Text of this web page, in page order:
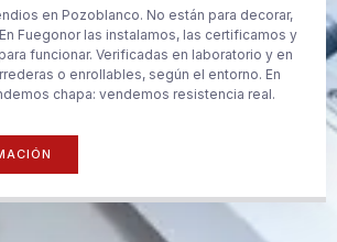
en Pozoblanco. No están para decorar,
Fuegonor las instalamos, las certificamos y
funcionar. Verificadas en laboratorio y en
o enrollables, según el entorno. En
chapa: vendemos resistencia real.